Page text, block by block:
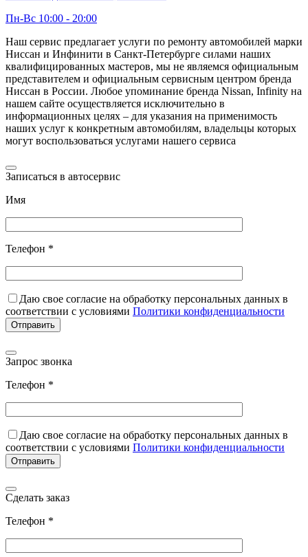
Пн-Вс 10:00 - 20:00
Наш сервис предлагает услуги по ремонту автомобилей марки
Ниссан и Инфинити в Санкт-Петербурге силами наших
квалифицированных мастеров, мы не являемся официальным
представителем и официальным сервисным центром бренда
Ниссан в России. Любое упоминание бренда Nissan, Infinity на
нашем сайте осуществляется исключительно в
информационных целях – для указания на применимость
наших услуг к конкретным автомобилям, владельцы которых
могут воспользоваться услугами нашего сервиса
Записаться в автосервис
Имя
Телефон *
Даю свое согласие на обработку персональных данных в
соответствии с условиями Политики конфиденциальности
Запрос звонка
Телефон *
Даю свое согласие на обработку персональных данных в
соответствии с условиями Политики конфиденциальности
Сделать заказ
Телефон *